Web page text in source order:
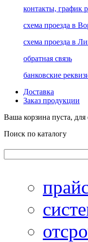
контакты, график
схема проезда в
схема проезда в
обратная связь
банковские
Доставка
Заказ продукции
Ваша корзина пуста, для
Поиск по каталогу